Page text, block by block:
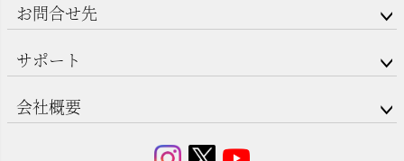
お問合せ先
サポート
会社概要